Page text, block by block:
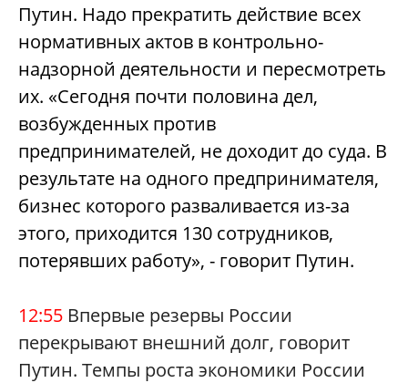
Путин. Надо прекратить действие всех
нормативных актов в контрольно-
надзорной деятельности и пересмотреть
их. «Сегодня почти половина дел,
возбужденных против
предпринимателей, не доходит до суда. В
результате на одного предпринимателя,
бизнес которого разваливается из-за
этого, приходится 130 сотрудников,
потерявших работу», - говорит Путин.
12:55 Впервые резервы России
перекрывают внешний долг, говорит
Путин. Темпы роста экономики России